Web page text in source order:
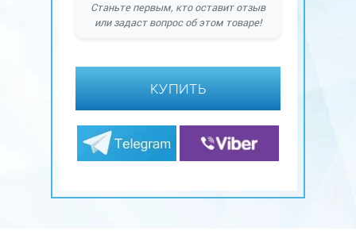
Станьте первым, кто оставит отзыв
или задаст вопрос об этом товаре!
КУПИТЬ